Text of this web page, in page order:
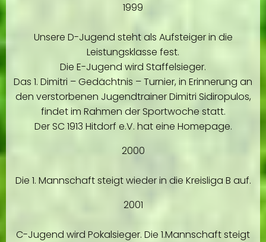
1999
Unsere D-Jugend steht als Aufsteiger in die
Leistungsklasse fest.
Die E-Jugend wird Staffelsieger.
Das 1. Dimitri – Gedächtnis – Turnier, in Erinnerung an
den verstorbenen Jugendtrainer Dimitri Sidiropulos,
findet im Rahmen der Sportwoche statt.
Der SC 1913 Hitdorf e.V. hat eine Homepage.
2000
Die 1. Mannschaft steigt wieder in die Kreisliga B auf.
2001
C-Jugend wird Pokalsieger. Die 1.Mannschaft steigt